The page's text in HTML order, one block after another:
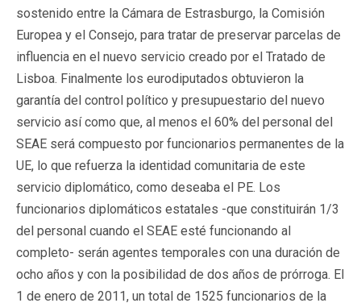
sostenido entre la Cámara de Estrasburgo, la Comisión
Europea y el Consejo, para tratar de preservar parcelas de
influencia en el nuevo servicio creado por el Tratado de
Lisboa. Finalmente los eurodiputados obtuvieron la
garantía del control político y presupuestario del nuevo
servicio así como que, al menos el 60% del personal del
SEAE será compuesto por funcionarios permanentes de la
UE, lo que refuerza la identidad comunitaria de este
servicio diplomático, como deseaba el PE. Los
funcionarios diplomáticos estatales -que constituirán 1/3
del personal cuando el SEAE esté funcionando al
completo- serán agentes temporales con una duración de
ocho años y con la posibilidad de dos años de prórroga. El
1 de enero de 2011, un total de 1525 funcionarios de la